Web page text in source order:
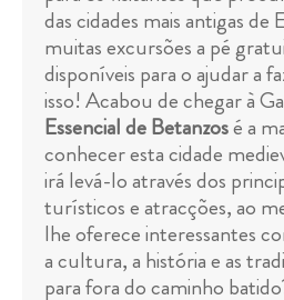
das cidades mais antigas de
muitas excursões a pé
disponíveis para o ajudar a
isso! Acabou de chegar à
Essencial de Betanzosé a
conhecer esta cidade
irá levá-lo através dos
turísticos e atracções, ao
lhe oferece interessantes
a cultura, a história e as
para fora do caminho